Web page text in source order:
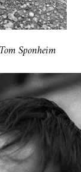
Sponheim